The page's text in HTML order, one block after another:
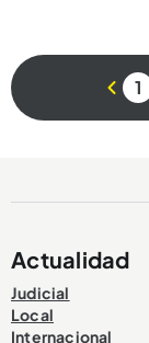
1
Actualidad
Judicial
Local
Internacional